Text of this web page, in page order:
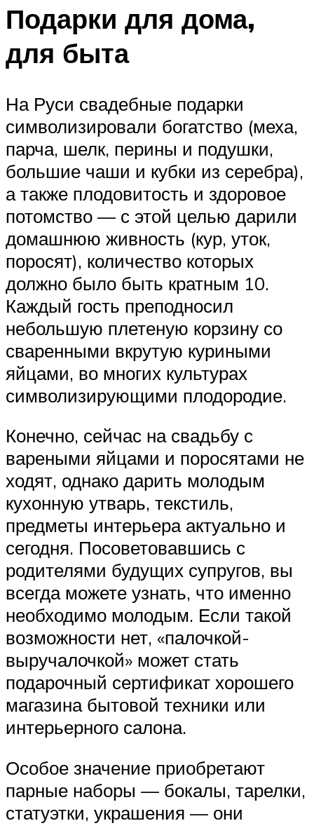
Подарки для дома,
для быта
На Руси свадебные подарки
символизировали богатство (меха,
парча, шелк, перины и подушки,
большие чаши и кубки из серебра),
а также плодовитость и здоровое
потомство — с этой целью дарили
домашнюю живность (кур, уток,
поросят), количество которых
должно было быть кратным 10.
Каждый гость преподносил
небольшую плетеную корзину со
сваренными вкрутую куриными
яйцами, во многих культурах
символизирующими плодородие.
Конечно, сейчас на свадьбу с
вареными яйцами и поросятами не
ходят, однако дарить молодым
кухонную утварь, текстиль,
предметы интерьера актуально и
сегодня. Посоветовавшись с
родителями будущих супругов, вы
всегда можете узнать, что именно
необходимо молодым. Если такой
возможности нет, «палочкой-
выручалочкой» может стать
подарочный сертификат хорошего
магазина бытовой техники или
интерьерного салона.
Особое значение приобретают
парные наборы — бокалы, тарелки,
статуэтки, украшения — они